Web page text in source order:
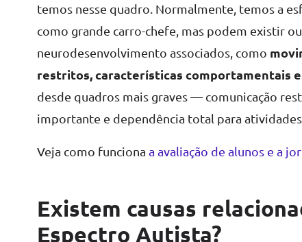
temos nesse quadro. Normalmente, temos a
como grande carro-chefe, mas podem existir
neurodesenvolvimento associados, como
restritos, características comportamentais
desde quadros mais graves — comunicação
importante e dependência total para atividades
Veja como funciona a avaliação de alunos e a
Existem causas
Espectro Autista?